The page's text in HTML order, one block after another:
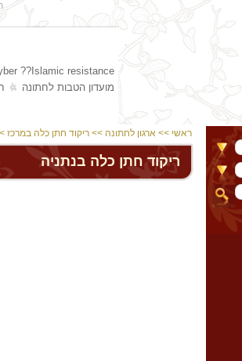
??Islamic resistance
מועדון הטבות לחתונה
ראשי >> ארגון לחתונה >> ריקוד חתן כלה במרכז
ריקוד חתן כלה בנתניה